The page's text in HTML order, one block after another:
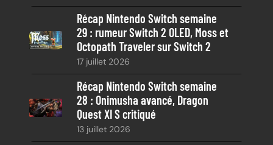
Récap Nintendo Switch semaine
29 : rumeur Switch 2 OLED, Moss et
Octopath Traveler sur Switch 2
17 juillet 2026
Récap Nintendo Switch semaine
28 : Onimusha avancé, Dragon
Quest XI S critiqué
13 juillet 2026